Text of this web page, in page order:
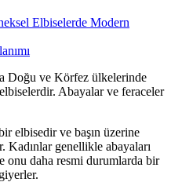
Elbiselerde Modern
Doğu ve Körfez ülkelerinde
Abayalar ve feraceler
elbisedir ve başın üzerine
Kadınlar genellikle abayaları
onu daha resmi durumlarda bir